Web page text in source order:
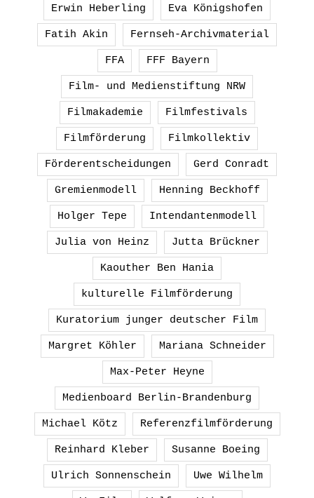
Erwin Heberling Eva Königshofen
Fatih Akin Fernseh-Archivmaterial
FFA FFF Bayern
Film- und Medienstiftung NRW
Filmakademie Filmfestivals
Filmförderung Filmkollektiv
Förderentscheidungen Gerd Conradt
Gremienmodell Henning Beckhoff
Holger Tepe Intendantenmodell
Julia von Heinz Jutta Brückner
Kaouther Ben Hania
kulturelle Filmförderung
Kuratorium junger deutscher Film
Margret Köhler Mariana Schneider
Max-Peter Heyne
Medienboard Berlin-Brandenburg
Michael Kötz Referenzfilmförderung
Reinhard Kleber Susanne Boeing
Ulrich Sonnenschein Uwe Wilhelm